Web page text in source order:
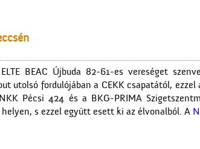
BEAC Újbuda 82-61-es vereséget
utolsó fordulójában a CEKK csapatától,
Pécsi 424 és a BKG-PRIMA
s ezzel együtt esett ki az élvonalból. A